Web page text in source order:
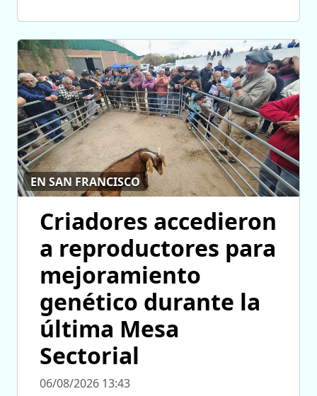
EN SAN FRANCISCO
Criadores accedieron
a reproductores para
mejoramiento
genético durante la
última Mesa
Sectorial
06/08/2026 13:43